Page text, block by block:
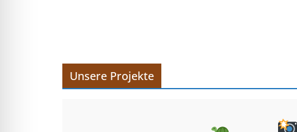
Unsere Projekte